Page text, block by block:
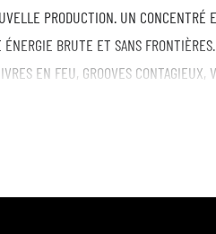
PRODUCTION. UN CONCENTRÉ
BRUTE ET SANS
EN FEU, GROOVES CONTAGIEUX,